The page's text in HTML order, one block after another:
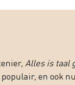
Alles is taal
en ook nu